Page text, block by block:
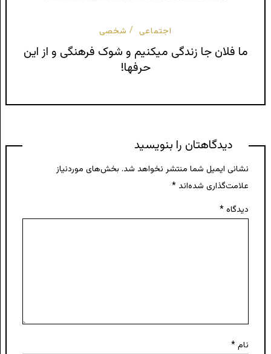
اجتماعی شخصی
ما فلان جا زندگی میکنیم و شوک فرهنگی و از این
حرفها!
دیدگاهتان را بنویسید
نشانی ایمیل شما منتشر نخواهد شد. بخش‌های موردنیاز
علامت‌گذاری شده‌اند *
دیدگاه*
نام*